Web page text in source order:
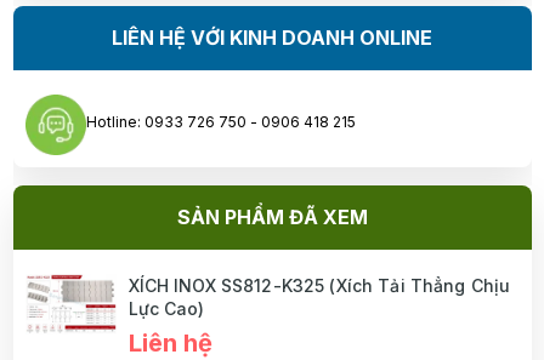
LIÊN HỆ VỚI KINH DOANH ONLINE
Hotline: 0933 726 750 - 0906 418 215
SẢN PHẨM ĐÃ XEM
XÍCH INOX SS812-K325 (Xích Tải Thẳng Chịu
Lực Cao)
Liên hệ